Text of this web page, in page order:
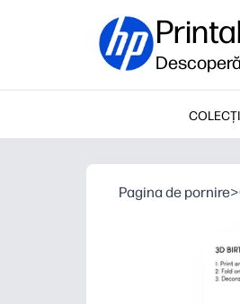
Pagina de pornire>